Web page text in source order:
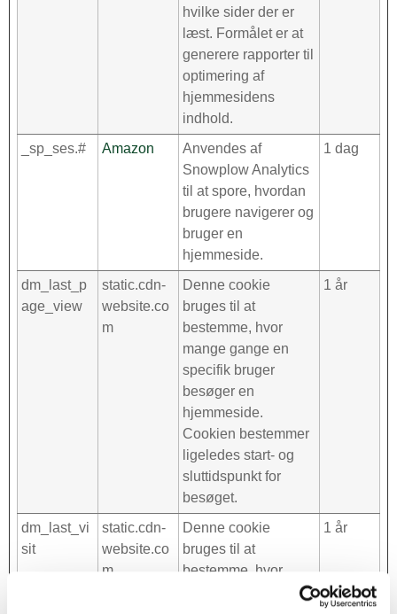
hvilke sider der er
læst. Formålet er at
generere rapporter til
optimering af
hjemmesidens
indhold.
_sp_ses.# Amazon
Anvendes af
Snowplow Analytics
til at spore, hvordan
brugere navigerer og
bruger en
hjemmeside.
1 dag
dm_last_p
age_view
static.cdn-
website.co
m
Denne cookie
bruges til at
bestemme, hvor
mange gange en
specifik bruger
besøger en
hjemmeside.
Cookien bestemmer
ligeledes start- og
sluttidspunkt for
besøget.
1 år
dm_last_vi
sit
static.cdn-
website.co
m
Denne cookie
bruges til at
bestemme, hvor
1 år